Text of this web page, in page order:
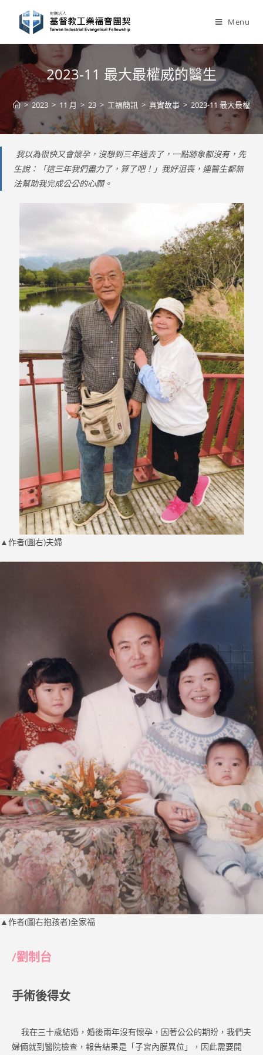
content
Menu
2023-11 最大最權威的醫生
> 2023 > 11 月 > 23 > 工福簡訊 > 真實故事 > 2023-11 最大最權威
我以為很快又會懷孕，沒想到三年過去了，一點跡象都沒有，先
生說：「這三年我們盡力了，算了吧！」我好沮喪，連醫生都無
法幫助我完成公公的心願。
▲作者(圖右)夫婦
▲作者(圖右抱孩者)全家福
/劉制台
手術後得女
我在三十歲結婚，婚後兩年沒有懷孕，因著公公的期盼，我們夫
婦倆就到醫院檢查，報告結果是「子宮內膜異位」，因此需要開